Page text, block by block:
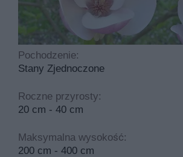
Magnolia jane ma kwiaty w
Magnolia jane to roślina, którą
umiarkowanie trudny. Idealny
Najczęściej spotykane choroby
Pochodzenie:
Stany Zjednoczone
Roczne przyrosty:
20 cm - 40 cm
Maksymalna wysokość:
200 cm - 400 cm